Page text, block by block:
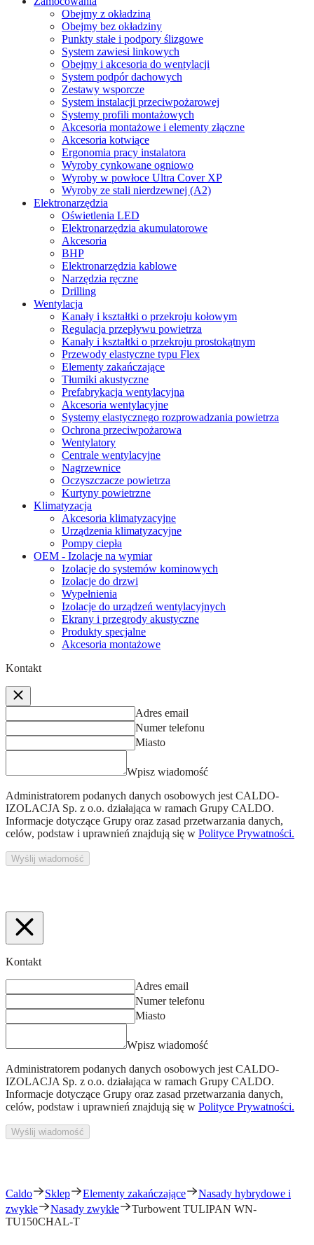
Obejmy z okładziną
Obejmy bez okładziny
Punkty stałe i podpory ślizgowe
System zawiesi linkowych
Obejmy i akcesoria do wentylacji
System podpór dachowych
Zestawy wsporcze
System instalacji przeciwpożarowej
Systemy profili montażowych
Akcesoria montażowe i elementy złączne
Akcesoria kotwiące
Ergonomia pracy instalatora
Wyroby cynkowane ogniowo
Wyroby w powłoce Ultra Cover XP
Wyroby ze stali nierdzewnej (A2)
Elektronarzędzia
Oświetlenia LED
Elektronarzędzia akumulatorowe
Akcesoria
BHP
Elektronarzędzia kablowe
Narzędzia ręczne
Drilling
Wentylacja
Kanały i kształtki o przekroju kołowym
Regulacja przepływu powietrza
Kanały i kształtki o przekroju prostokątnym
Przewody elastyczne typu Flex
Elementy zakańczające
Tłumiki akustyczne
Prefabrykacja wentylacyjna
Akcesoria wentylacyjne
Systemy elastycznego rozprowadzania powietrza
Ochrona przeciwpożarowa
Wentylatory
Centrale wentylacyjne
Nagrzewnice
Oczyszczacze powietrza
Kurtyny powietrzne
Klimatyzacja
Akcesoria klimatyzacyjne
Urządzenia klimatyzacyjne
Pompy ciepła
OEM - Izolacje na wymiar
Izolacje do systemów kominowych
Izolacje do drzwi
Wypełnienia
Izolacje do urządzeń wentylacyjnych
Ekrany i przegrody akustyczne
Produkty specjalne
Akcesoria montażowe
Kontakt
Adres email
Numer telefonu
Miasto
Wpisz wiadomość
Administratorem podanych danych osobowych jest CALDO-
IZOLACJA Sp. z o.o. działająca w ramach Grupy CALDO.
Informacje dotyczące Grupy oraz zasad przetwarzania danych,
celów, podstaw i uprawnień znajdują się w Polityce Prywatności.
Wyślij wiadomość
Kontakt
Adres email
Numer telefonu
Miasto
Wpisz wiadomość
Administratorem podanych danych osobowych jest CALDO-
IZOLACJA Sp. z o.o. działająca w ramach Grupy CALDO.
Informacje dotyczące Grupy oraz zasad przetwarzania danych,
celów, podstaw i uprawnień znajdują się w Polityce Prywatności.
Wyślij wiadomość
Caldo Sklep Elementy zakańczające
Nasady hybrydowe i
zwykłe
Nasady zwykłe
Turbowent TULIPAN WN-
TU150CHAL-T